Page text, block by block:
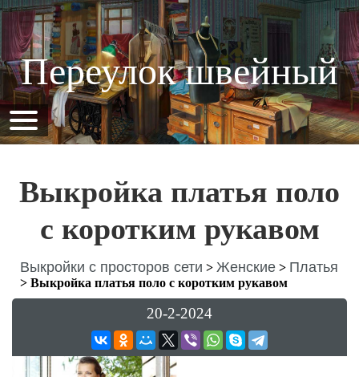
Переулок швейный
Выкройка платья поло
с коротким рукавом
Выкройки с просторов сети > Женские > Платья
> Выкройка платья поло с коротким рукавом
20-2-2024